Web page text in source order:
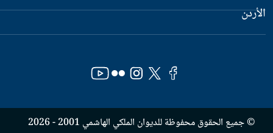
الأردن
© جميع الحقوق محفوظة للديوان الملكي الهاشمي 2001 - 2026